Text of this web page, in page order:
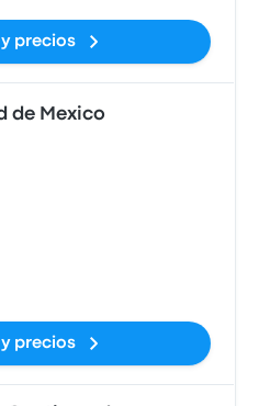
precios
de Mexico
precios